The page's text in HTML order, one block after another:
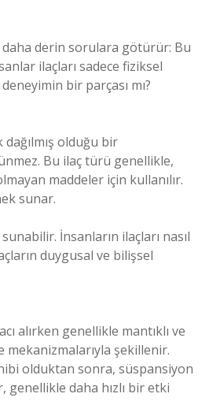
daha derin sorulara götürür: Bu
ilaçları sadece fiziksel
bir parçası mı?
olduğu bir
Bu ilaç türü genellikle,
maddeler için kullanılır.
sunar.
İnsanların ilaçları nasıl
duygusal ve bilişsel
alırken genellikle mantıklı ve
şekillenir.
olduktan sonra, süspansiyon
daha hızlı bir etki